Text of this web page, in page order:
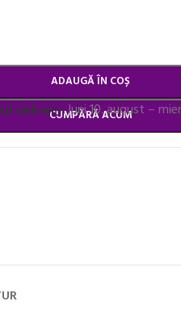
ADAUGĂ ÎN COȘ
CUMPĂRĂ ACUM
delivery:luni 10. august –